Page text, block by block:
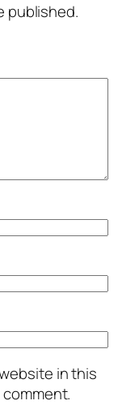
published.
in this